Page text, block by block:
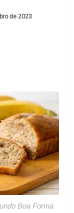
de 2023
Boa Forma